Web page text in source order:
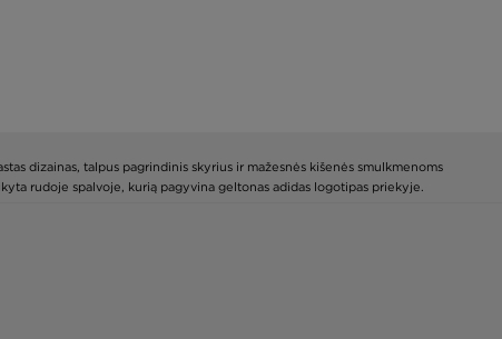
dizainas, talpus pagrindinis skyrius ir mažesnės kišenės smulkmenoms
rudoje spalvoje, kurią pagyvina geltonas adidas logotipas priekyje.